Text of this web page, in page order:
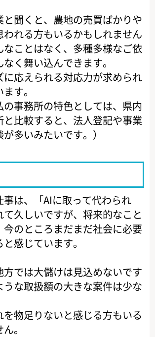
と聞くと、農地の売買ばかりや
われる方もいるかもしれません
なことはなく、多種多様なご依
く舞い込んできます。
に応えられる対応力が求められ
す。
の事務所の特色としては、県内
と比較すると、法人登記や事業
多いみたいです。）
事は、「AIに取って代わられ
て久しいですが、将来的なこと
今のところまだまだ社会に必要
感じています。
方では大儲けは見込めないです
うな取扱額の大きな案件は少な
を物足りないと感じる方もいる
。